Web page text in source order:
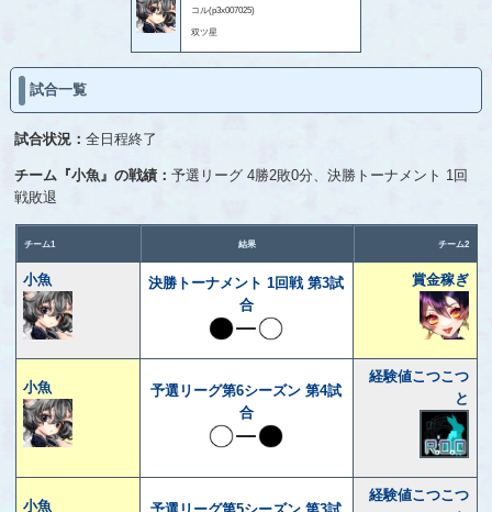
コル(p3x007025)
双ツ星
試合一覧
試合状況：全日程終了
チーム『小魚』の戦績：予選リーグ 4勝2敗0分、決勝トーナメント 1回
戦敗退
チーム1 結果 チーム2
小魚
決勝トーナメント 1回戦 第3試
合
賞金稼ぎ
小魚
予選リーグ第6シーズン 第4試
合
経験値こつこつ
と
小魚
経験値こつこつ